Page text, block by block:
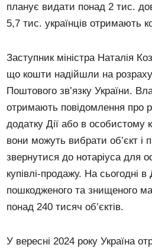
планує видати понад 2 тис.
5,7 тис. українців отримають
Заступник міністра Наталія
що кошти надійшли на
Поштового зв’язку України.
отримають повідомлення про
додатку Дії або в особистому
вони можуть вибрати об’єкт і
звернутися до нотаріуса для
купівлі-продажу. На сьогодні
пошкодженого та знищеного
понад 240 тисяч об’єктів.
У вересні 2024 року Україна